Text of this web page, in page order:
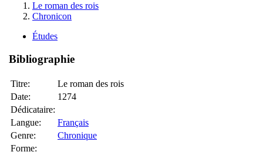
Le roman des rois
Chronicon
Études
Bibliographie
Titre:
Le roman des rois
Date:
1274
Dédicataire:
Langue:
Français
Genre:
Chronique
Forme: